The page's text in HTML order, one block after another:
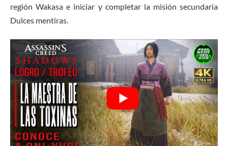
región Wakasa e iniciar y completar la misión secundaria
Dulces mentiras.